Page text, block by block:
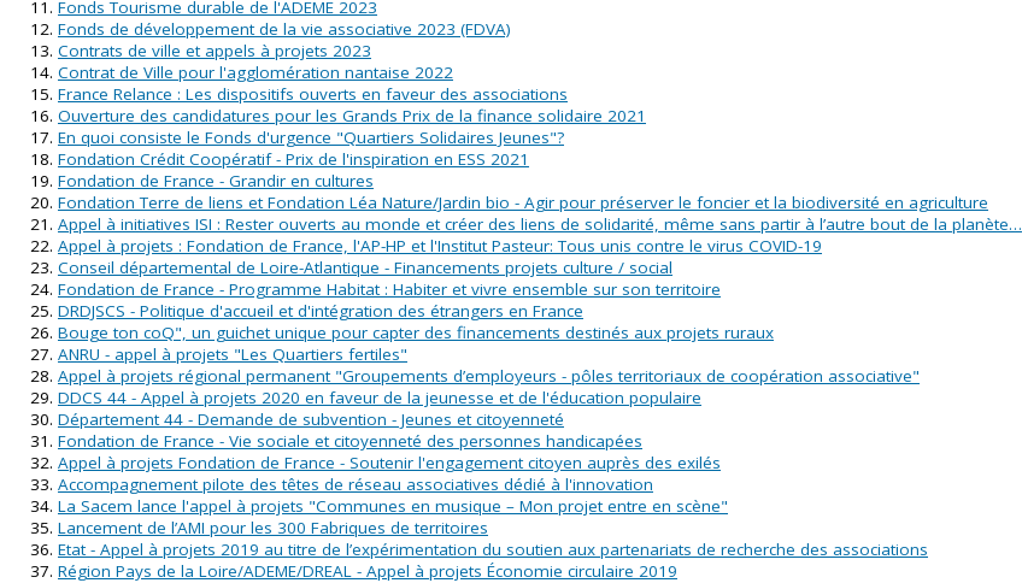
Fonds Tourisme durable de l'ADEME 2023
Fonds de développement de la vie associative 2023 (FDVA)
Contrats de ville et appels à projets 2023
Contrat de Ville pour l'agglomération nantaise 2022
France Relance : Les dispositifs ouverts en faveur des associations
Ouverture des candidatures pour les Grands Prix de la finance solidaire 2021
En quoi consiste le Fonds d'urgence "Quartiers Solidaires Jeunes"?
Fondation Crédit Coopératif - Prix de l'inspiration en ESS 2021
Fondation de France - Grandir en cultures
Fondation Terre de liens et Fondation Léa Nature/Jardin bio - Agir pour préserver le foncier et la biodiversité en agriculture
Appel à initiatives ISI : Rester ouverts au monde et créer des liens de solidarité, même sans partir à l’autre bout de la planète…
Appel à projets : Fondation de France, l'AP-HP et l'Institut Pasteur: Tous unis contre le virus COVID-19
Conseil départemental de Loire-Atlantique - Financements projets culture / social
Fondation de France - Programme Habitat : Habiter et vivre ensemble sur son territoire
DRDJSCS - Politique d'accueil et d'intégration des étrangers en France
Bouge ton coQ", un guichet unique pour capter des financements destinés aux projets ruraux
ANRU - appel à projets "Les Quartiers fertiles"
Appel à projets régional permanent "Groupements d’employeurs - pôles territoriaux de coopération associative"
DDCS 44 - Appel à projets 2020 en faveur de la jeunesse et de l'éducation populaire
Département 44 - Demande de subvention - Jeunes et citoyenneté
Fondation de France - Vie sociale et citoyenneté des personnes handicapées
Appel à projets Fondation de France - Soutenir l'engagement citoyen auprès des exilés
Accompagnement pilote des têtes de réseau associatives dédié à l'innovation
La Sacem lance l'appel à projets "Communes en musique – Mon projet entre en scène"
Lancement de l’AMI pour les 300 Fabriques de territoires
Etat - Appel à projets 2019 au titre de l’expérimentation du soutien aux partenariats de recherche des associations
Région Pays de la Loire/ADEME/DREAL - Appel à projets Économie circulaire 2019